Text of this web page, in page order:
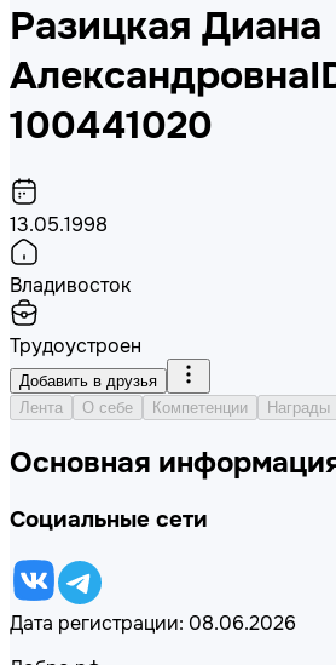
Разицкая Диана
Александровна
100441020
13.05.1998
Владивосток
Трудоустроен
Добавить в друзья
Лента
О себе Компетенции Награды
Основная
Социальные сети
Дата регистрации: 08.06.2026